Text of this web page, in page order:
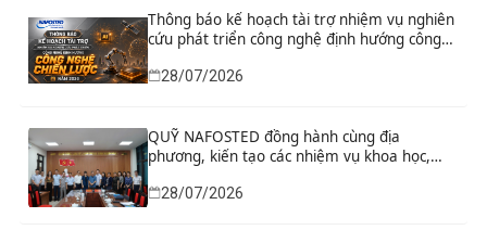
Thông báo kế hoạch tài trợ nhiệm vụ nghiên
cứu phát triển công nghệ định hướng công
nghệ chiến lược năm 2026
28/07/2026
QUỸ NAFOSTED đồng hành cùng địa
phương, kiến tạo các nhiệm vụ khoa học,
phát triển thực tiễn
28/07/2026